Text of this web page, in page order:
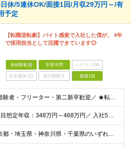
休/5連休OK/面接1回/月収29万円～/有
予定
【転職逆転劇】バイト感覚で入社した僕が、 4年
で採用担当として活躍できています◎
未経験歓迎 学歴不問 ベテランOK
完全週休2日 賞与複数月 面接1回
＼未経験者・フリーター・第二新卒歓迎／ ★転職回数4回の社員も現在は中心メンバーとして活躍中 ◆正社員デビューOK！ ◆学歴・経験一切不問 ▼----面接担当者より----▼ 「過去は変えられない
＼1年目想定年収：348万円～468万円／ 入社5年目で月給60.8万円も実現可能！ 月給：25万円～35万円＋交通費全額支給＋資格手当＋賞与など ※経験・スキルを考慮の上、決定します ※残業代は
◆東京都・埼玉県・神奈川県・千葉県のいずれかの携帯ショップやイベント会場に配属 ◆「家から近い場所で働きたい！」という社員の要望に応えてプロジェクトを獲得した実例あり ■本社 東京都豊島区南池袋2-